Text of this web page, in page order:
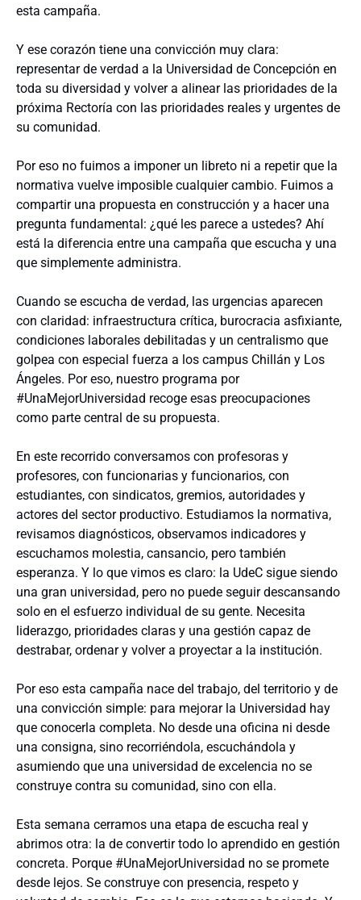
esta campaña.
Y ese corazón tiene una convicción muy clara:
representar de verdad a la Universidad de Concepción en
toda su diversidad y volver a alinear las prioridades de la
próxima Rectoría con las prioridades reales y urgentes de
su comunidad.
Por eso no fuimos a imponer un libreto ni a repetir que la
normativa vuelve imposible cualquier cambio. Fuimos a
compartir una propuesta en construcción y a hacer una
pregunta fundamental: ¿qué les parece a ustedes? Ahí
está la diferencia entre una campaña que escucha y una
que simplemente administra.
Cuando se escucha de verdad, las urgencias aparecen
con claridad: infraestructura crítica, burocracia asfixiante,
condiciones laborales debilitadas y un centralismo que
golpea con especial fuerza a los campus Chillán y Los
Ángeles. Por eso, nuestro programa por
#UnaMejorUniversidad recoge esas preocupaciones
como parte central de su propuesta.
En este recorrido conversamos con profesoras y
profesores, con funcionarias y funcionarios, con
estudiantes, con sindicatos, gremios, autoridades y
actores del sector productivo. Estudiamos la normativa,
revisamos diagnósticos, observamos indicadores y
escuchamos molestia, cansancio, pero también
esperanza. Y lo que vimos es claro: la UdeC sigue siendo
una gran universidad, pero no puede seguir descansando
solo en el esfuerzo individual de su gente. Necesita
liderazgo, prioridades claras y una gestión capaz de
destrabar, ordenar y volver a proyectar a la institución.
Por eso esta campaña nace del trabajo, del territorio y de
una convicción simple: para mejorar la Universidad hay
que conocerla completa. No desde una oficina ni desde
una consigna, sino recorriéndola, escuchándola y
asumiendo que una universidad de excelencia no se
construye contra su comunidad, sino con ella.
Esta semana cerramos una etapa de escucha real y
abrimos otra: la de convertir todo lo aprendido en gestión
concreta. Porque #UnaMejorUniversidad no se promete
desde lejos. Se construye con presencia, respeto y